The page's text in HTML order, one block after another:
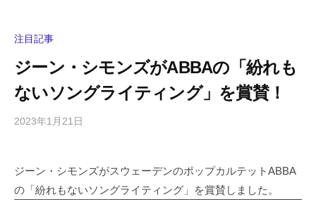
注目記事
ジーン・シモンズがABBAの「紛れも
ないソングライティング」を賞賛！
2023年1月21日
i
g
の
コ
ジーン・シモンズがスウェーデンのポップカルテットABBA
の「紛れもないソングライティング」を賞賛しました。